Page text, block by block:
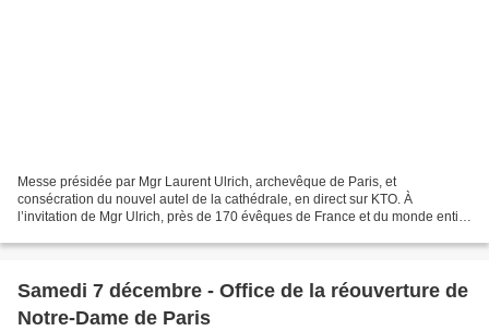
Messe présidée par Mgr Laurent Ulrich, archevêque de Paris, et
consécration du nouvel autel de la cathédrale, en direct sur KTO. À
l’invitation de Mgr Ulrich, près de 170 évêques de France et du monde entier
Samedi 7 décembre - Office de la réouverture de
Notre-Dame de Paris